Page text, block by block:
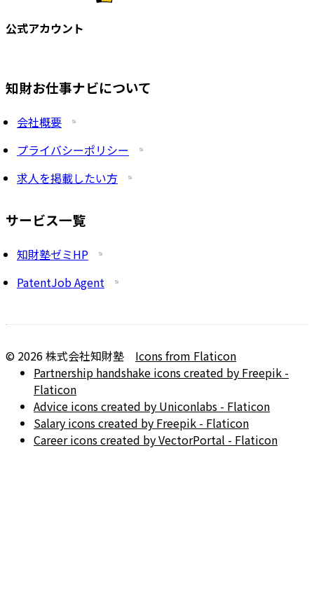
公式アカウント
知財お仕事ナビについて
会社概要
プライバシーポリシー
求人を掲載したい方
サービス一覧
知財塾ゼミHP
PatentJob Agent
© 2026株式会社知財塾
Icons from Flaticon
Partnership handshake icons created by Freepik -
Flaticon
Advice icons created by Uniconlabs - Flaticon
Salary icons created by Freepik - Flaticon
Career icons created by VectorPortal - Flaticon